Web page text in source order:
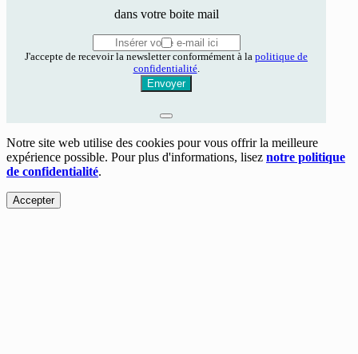
dans votre boite mail
J'accepte de recevoir la newsletter conformément à la politique de
confidentialité.
Envoyer
Notre site web utilise des cookies pour vous offrir la meilleure
expérience possible. Pour plus d'informations, lisez notre politique
de confidentialité.
Accepter